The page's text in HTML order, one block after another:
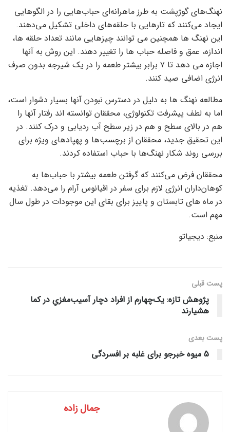
نهنگ‌های گوژپشت به طرز ماهرانه‌ای حباب‌هایی را در الگوهایی
ایجاد می‌کنند که تارهایی با حلقه‌های داخلی تشکیل می‌دهند.
این نهنگ ها همچنین می توانند چیزهایی مانند تعداد حلقه ها،
اندازه، عمق و فاصله حباب ها را تغییر دهند. این روش به آنها
اجازه می دهد تا ۷ برابر بیشتر طعمه را در یک شیرجه بدون صرف
انرژی اضافی صید کنند.
مطالعه نهنگ ها به دلیل در دسترس نبودن آنها بسیار دشوار است،
اما به لطف پیشرفت تکنولوژی، محققان توانسته اند رفتار آنها را
هم در بالای سطح و هم در زیر سطح آب ردیابی و درک کنند. در
این تحقیق جدید، محققان از برچسب‌ها و پهپادهای ویژه برای
بررسی روند شکار نهنگ‌ها با حباب استفاده کردند.
محققان فرض می‌کنند که گرفتن طعمه بیشتر با حباب‌ها به
کوهان‌داران انرژی لازم برای سفر در اقیانوس آرام را می‌دهد. تغذیه
در ماه های تابستان و پاییز برای بقای این موجودات در طول سال
مهم است.
منبع: دیجیاتو
پست قبلی
پژوهش تازه: یک‌چهارم از افراد دچار آسیب‌مغزی‌ِ در کما
هشیارند
پست‌ بعدی
5 میوه خبرجو برای غلبه بر افسردگی
جمال زاده